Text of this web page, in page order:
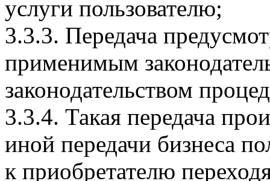
услуги пользователю;
3.3.3. Передача
применимым
законодательством
3.3.4. Такая передача
иной передачи бизнеса
к приобретателю